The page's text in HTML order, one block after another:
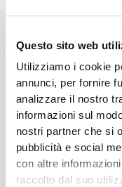
Questo sito web
Utilizziamo i cookie
annunci, per fornire
analizzare il nostro
informazioni sul
nostri partner che si
pubblicità e social
con altre
raccolto dal suo